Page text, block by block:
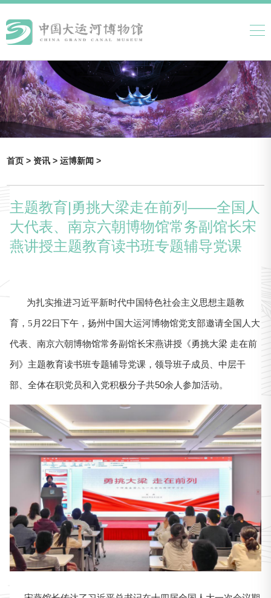
首页 >资讯 >运博新闻 >
主题教育|勇挑大梁走在前列——全国人
大代表、南京六朝博物馆常务副馆长宋
燕讲授主题教育读书班专题辅导党课
为扎实推进习近平新时代中国特色社会主义思想主题教
育， 5 月 22日下午， 扬州中国大运河博物馆党支部邀请全国 人大
代表、南京六朝博物馆常务副馆长宋燕讲授《勇挑大梁 走在前
列》主题教育读书班专题辅导党课，领导班子成员、中层干
部、全体在职党员和入党积极分子共50余人参加活动。